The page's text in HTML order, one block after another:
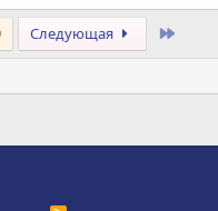
Следующая